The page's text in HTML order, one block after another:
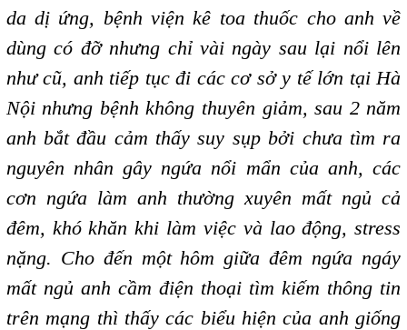
da dị ứng, bệnh viện kê toa thuốc cho anh về
dùng có đỡ nhưng chỉ vài ngày sau lại nổi lên
như cũ, anh tiếp tục đi các cơ sở y tế lớn tại Hà
Nội nhưng bệnh không thuyên giảm, sau 2 năm
anh bắt đầu cảm thấy suy sụp bởi chưa tìm ra
nguyên nhân gây ngứa nổi mẩn của anh, các
cơn ngứa làm anh thường xuyên mất ngủ cả
đêm, khó khăn khi làm việc và lao động, stress
nặng. Cho đến một hôm giữa đêm ngứa ngáy
mất ngủ anh cầm điện thoại tìm kiếm thông tin
trên mạng thì thấy các biểu hiện của anh giống